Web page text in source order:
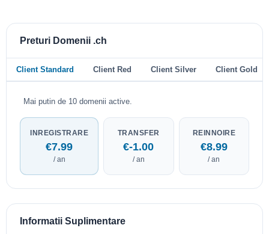
Preturi Domenii .ch
Client Standard Client Red Client Silver Client Gold
Mai putin de 10 domenii active.
INREGISTRARE
€7.99
/ an
TRANSFER
€-1.00
/ an
REINNOIRE
€8.99
/ an
Informatii Suplimentare